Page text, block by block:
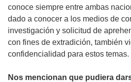
conoce siempre entre ambas
dado a conocer a los medios de
investigación y solicitud de
con fines de extradición, también
confidencialidad para estos temas.
Nos mencionan que pudiera